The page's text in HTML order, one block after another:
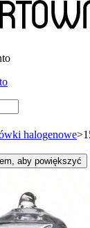
halogenowe>
aby powiększyć